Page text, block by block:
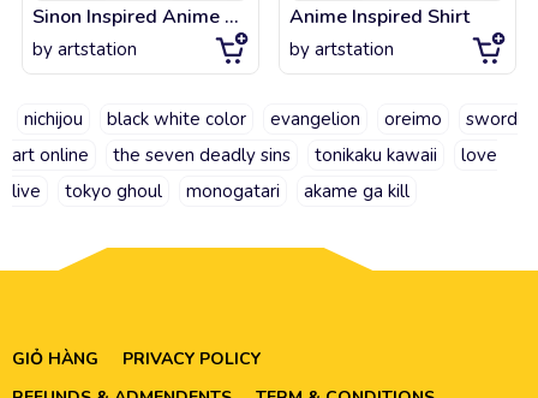
Sinon Inspired Anime Shirt 392
by artstation
Anime Inspired Shirt
by artstation
nichijou black white color evangelion oreimo
sword
art online
the seven deadly sins tonikaku kawaii
love
live
tokyo ghoul monogatari akame ga kill
GIỎ HÀNG
PRIVACY POLICY